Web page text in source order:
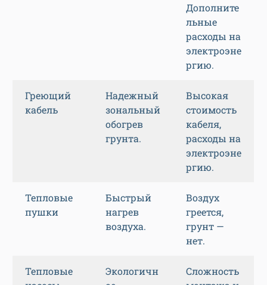
Дополните
льные
расходы на
электроэне
ргию.
Греющий
кабель
Надежный
зональный
обогрев
грунта.
Высокая
стоимость
кабеля,
расходы на
электроэне
ргию.
Тепловые
пушки
Быстрый
нагрев
воздуха.
Воздух
греется,
грунт —
нет.
Тепловые
Экологичн
Сложность